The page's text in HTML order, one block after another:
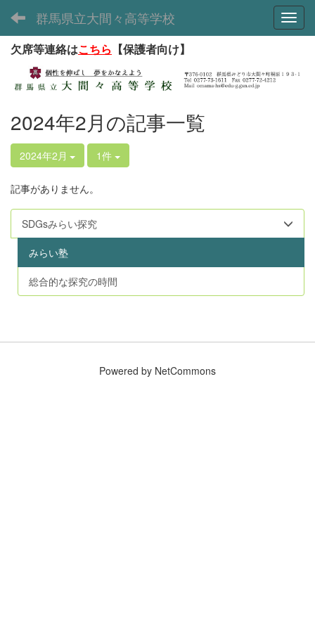
群馬県立大間々高等学校
欠席等連絡はこちら 【保護者向け】
2024年2月の記事一覧
2024年2月 1件
記事がありません。
SDGsみらい探究
みらい塾
総合的な探究の時間
Powered by NetCommons